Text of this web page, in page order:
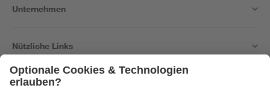
Unternehmen
Nützliche Links